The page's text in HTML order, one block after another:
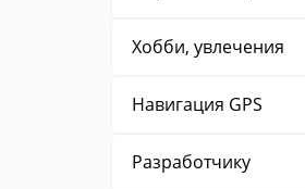
Хобби, увлечения
Навигация GPS
Разработчику